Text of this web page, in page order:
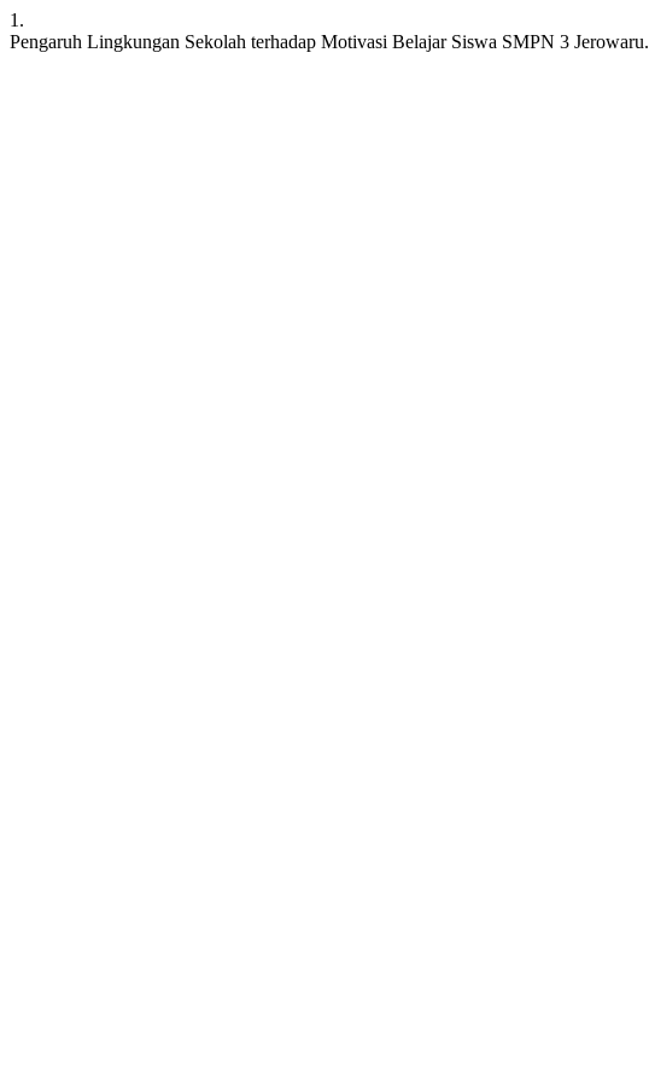
1.
Pengaruh Lingkungan Sekolah terhadap Motivasi Belajar Siswa SMPN 3 Jerowaru.